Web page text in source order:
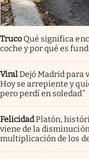
Truco Qué significa
coche y por qué es
ViralDejó Madrid para
Hoy se arrepiente y
pero perdí en soledad”
FelicidadPlatón,
viene de la
multiplicación de los